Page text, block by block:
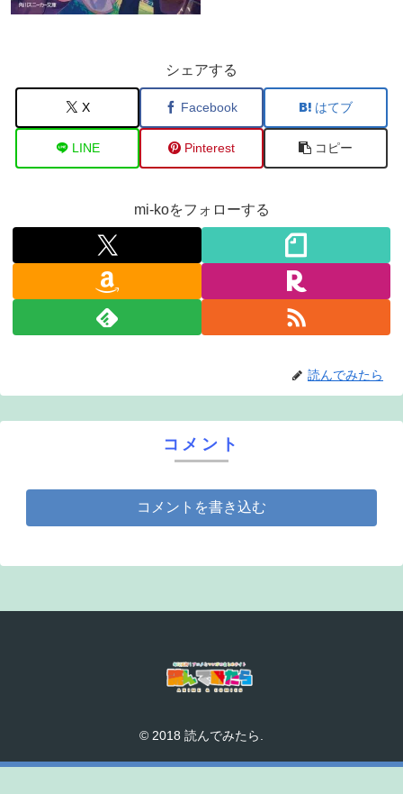
シェアする
X Facebook はてブ
LINE Pinterest コピー
mi-koをフォローする
読んでみたら
コメント
コメントを書き込む
© 2018 読んでみたら.